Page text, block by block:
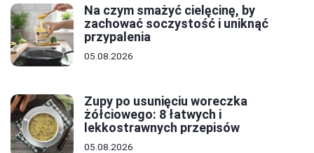
Na czym smażyć cielęcinę, by
zachować soczystość i uniknąć
przypalenia
05.08.2026
Zupy po usunięciu woreczka
żółciowego: 8 łatwych i
lekkostrawnych przepisów
05.08.2026